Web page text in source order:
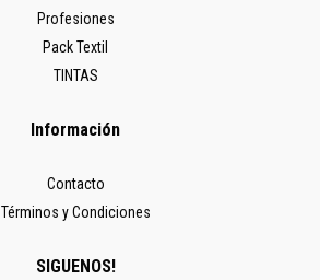
Profesiones
Pack Textil
TINTAS
Información
Contacto
Términos y Condiciones
SIGUENOS!